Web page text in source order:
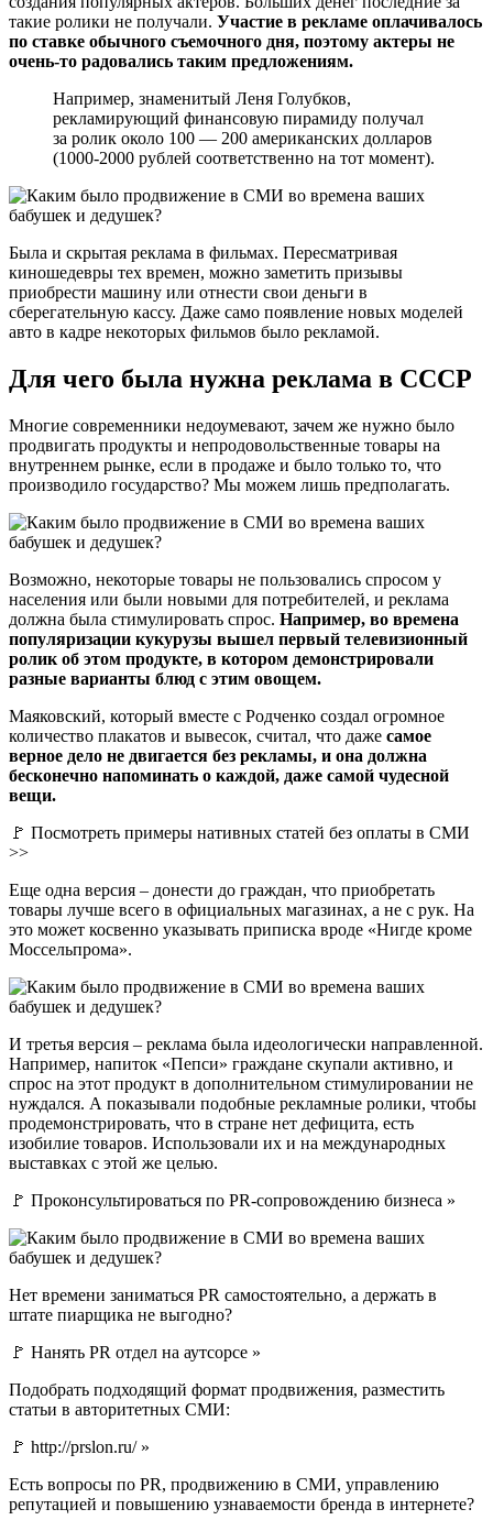
такие ролики не получали. Участие в рекламе оплачивалось
по ставке обычного съемочного дня, поэтому актеры не
очень-то радовались таким предложениям.
Например, знаменитый Леня Голубков,
рекламирующий финансовую пирамиду получал
за ролик около 100 — 200 американских долларов
(1000-2000 рублей соответственно на тот момент).
Была и скрытая реклама в фильмах. Пересматривая
киношедевры тех времен, можно заметить призывы
приобрести машину или отнести свои деньги в
сберегательную кассу. Даже само появление новых моделей
авто в кадре некоторых фильмов было рекламой.
Для чего была нужна реклама в СССР
Многие современники недоумевают, зачем же нужно было
продвигать продукты и непродовольственные товары на
внутреннем рынке, если в продаже и было только то, что
производило государство? Мы можем лишь предполагать.
Возможно, некоторые товары не пользовались спросом у
населения или были новыми для потребителей, и реклама
должна была стимулировать спрос. Например, во времена
популяризации кукурузы вышел первый телевизионный
ролик об этом продукте, в котором демонстрировали
разные варианты блюд с этим овощем.
Маяковский, который вместе с Родченко создал огромное
количество плакатов и вывесок, считал, что даже самое
верное дело не двигается без рекламы, и она должна
бесконечно напоминать о каждой, даже самой чудесной
вещи.
🚩 Посмотреть примеры нативных статей без оплаты в СМИ
>>
Еще одна версия – донести до граждан, что приобретать
товары лучше всего в официальных магазинах, а не с рук. На
это может косвенно указывать приписка вроде «Нигде кроме
Моссельпрома».
И третья версия – реклама была идеологически направленной.
Например, напиток «Пепси» граждане скупали активно, и
спрос на этот продукт в дополнительном стимулировании не
нуждался. А показывали подобные рекламные ролики, чтобы
продемонстрировать, что в стране нет дефицита, есть
изобилие товаров. Использовали их и на международных
выставках с этой же целью.
🚩 Проконсультироваться по PR-сопровождению бизнеса »
Нет времени заниматься PR самостоятельно, а держать в
штате пиарщика не выгодно?
🚩 Нанять PR отдел на аутсорсе »
Подобрать подходящий формат продвижения, разместить
статьи в авторитетных СМИ:
🚩 http://prslon.ru/ »
Есть вопросы по PR, продвижению в СМИ, управлению
репутацией и повышению узнаваемости бренда в интернете?